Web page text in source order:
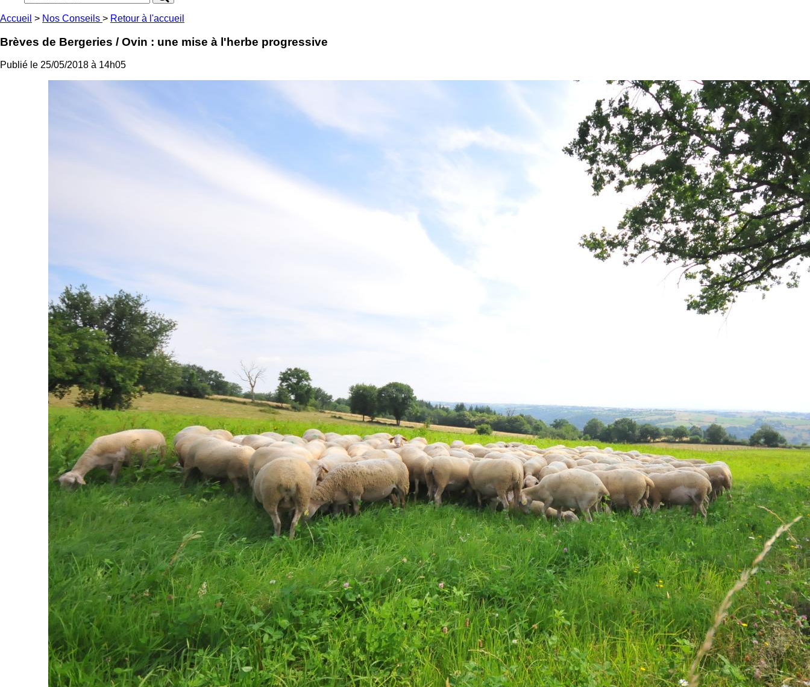
Accueil > Nos Conseils > Retour à l'accueil
Brèves de Bergeries / Ovin : une mise à l'herbe progressive
Publié le 25/05/2018 à 14h05